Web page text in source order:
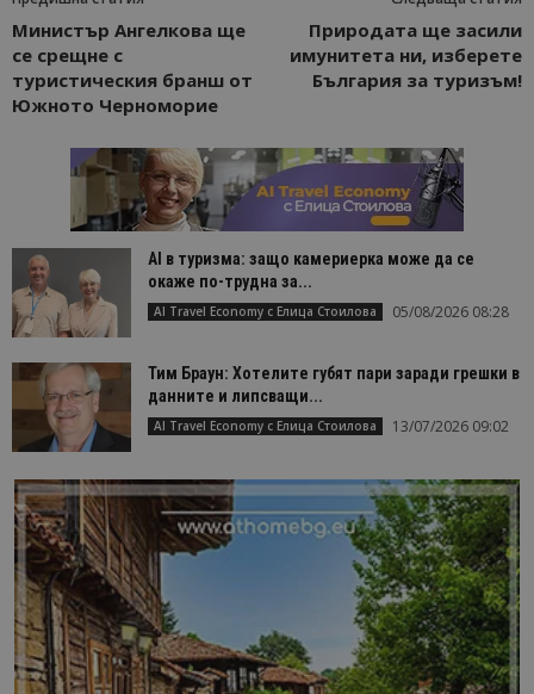
Министър Ангелкова ще
се срещне с
туристическия бранш от
Южното Черноморие
Природата ще засили
имунитета ни, изберете
България за туризъм!
AI в туризма: защо камериерка може да се
окаже по-трудна за...
AI Travel Economy с Елица Стоилова 05/08/2026 08:28
Тим Браун: Хотелите губят пари заради грешки в
данните и липсващи...
AI Travel Economy с Елица Стоилова 13/07/2026 09:02